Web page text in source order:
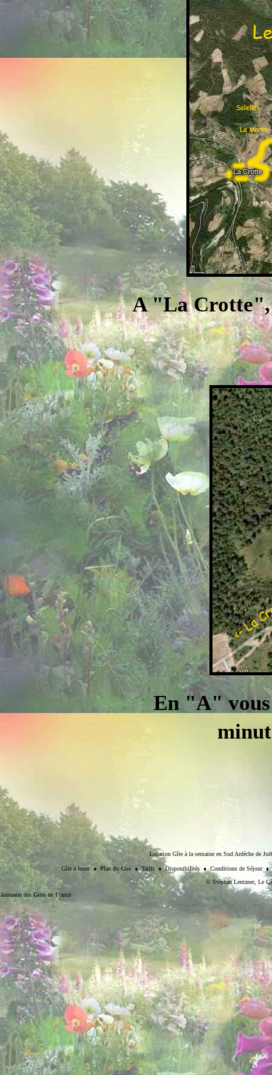
A "La
En "A"
Location Gîte à la semaine en Sud Ardèche de
Gîte à louer♦ Plan du Gîte♦Tarifs♦Disponibilités♦Conditions de Séjour♦
© Stéphan Lentzner, Le
Annuaire des Gites en France